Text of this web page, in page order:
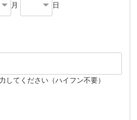
月 日
してください（ハイフン不要）